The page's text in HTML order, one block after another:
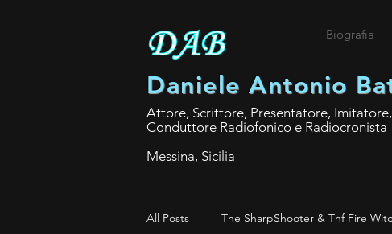
Biografia
Daniele Antonio
Attore, Scrittore, Presentatore, Imitatore,
Conduttore Radiofonico e Radiocronista
Messina, Sicilia
All Posts The SharpShooter & Thf Fire